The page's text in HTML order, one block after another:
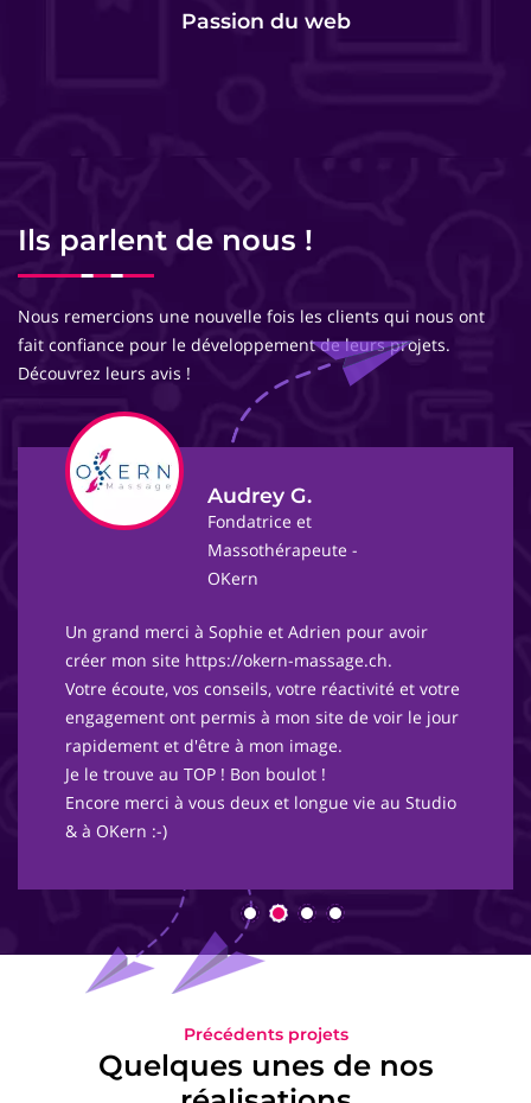
Passion du web
Ils parlent de nous !
Nous remercions une nouvelle fois les clients qui nous ont
fait confiance pour le développement de leurs projets.
Découvrez leurs avis !
Audrey G.
Fondatrice et
Massothérapeute -
OKern
Un grand merci à Sophie et Adrien pour avoir
créer mon site https://okern-massage.ch.
Votre écoute, vos conseils, votre réactivité et votre
engagement ont permis à mon site de voir le jour
rapidement et d'être à mon image.
Je le trouve au TOP ! Bon boulot !
Encore merci à vous deux et longue vie au Studio
& à OKern :-)
Précédents projets
Quelques unes de nos